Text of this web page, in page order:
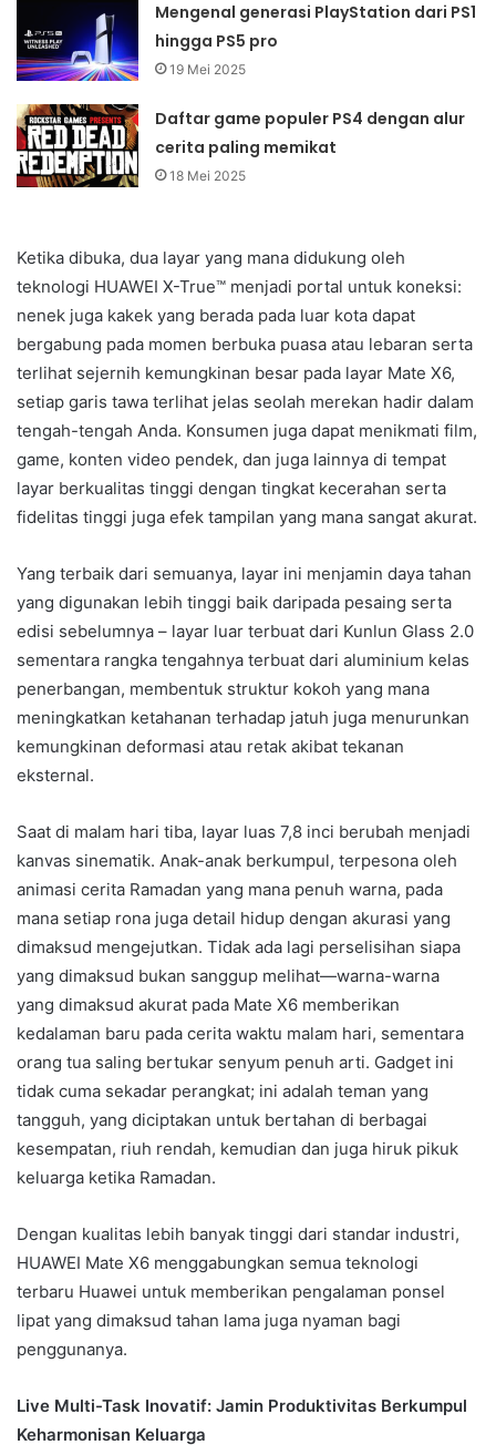
Mengenal generasi PlayStation dari PS1
hingga PS5 pro
19 Mei 2025
Daftar game populer PS4 dengan alur
cerita paling memikat
18 Mei 2025
Ketika dibuka, dua layar yang mana didukung oleh
teknologi HUAWEI X-True™ menjadi portal untuk koneksi:
nenek juga kakek yang berada pada luar kota dapat
bergabung pada momen berbuka puasa atau lebaran serta
terlihat sejernih kemungkinan besar pada layar Mate X6,
setiap garis tawa terlihat jelas seolah merekan hadir dalam
tengah-tengah Anda. Konsumen juga dapat menikmati film,
game, konten video pendek, dan juga lainnya di tempat
layar berkualitas tinggi dengan tingkat kecerahan serta
fidelitas tinggi juga efek tampilan yang mana sangat akurat.
Yang terbaik dari semuanya, layar ini menjamin daya tahan
yang digunakan lebih tinggi baik daripada pesaing serta
edisi sebelumnya – layar luar terbuat dari Kunlun Glass 2.0
sementara rangka tengahnya terbuat dari aluminium kelas
penerbangan, membentuk struktur kokoh yang mana
meningkatkan ketahanan terhadap jatuh juga menurunkan
kemungkinan deformasi atau retak akibat tekanan
eksternal.
Saat di malam hari tiba, layar luas 7,8 inci berubah menjadi
kanvas sinematik. Anak-anak berkumpul, terpesona oleh
animasi cerita Ramadan yang mana penuh warna, pada
mana setiap rona juga detail hidup dengan akurasi yang
dimaksud mengejutkan. Tidak ada lagi perselisihan siapa
yang dimaksud bukan sanggup melihat—warna-warna
yang dimaksud akurat pada Mate X6 memberikan
kedalaman baru pada cerita waktu malam hari, sementara
orang tua saling bertukar senyum penuh arti. Gadget ini
tidak cuma sekadar perangkat; ini adalah teman yang
tangguh, yang diciptakan untuk bertahan di berbagai
kesempatan, riuh rendah, kemudian dan juga hiruk pikuk
keluarga ketika Ramadan.
Dengan kualitas lebih banyak tinggi dari standar industri,
HUAWEI Mate X6 menggabungkan semua teknologi
terbaru Huawei untuk memberikan pengalaman ponsel
lipat yang dimaksud tahan lama juga nyaman bagi
penggunanya.
Live Multi-Task Inovatif: Jamin Produktivitas Berkumpul
Keharmonisan Keluarga